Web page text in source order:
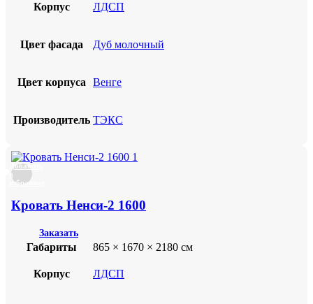
Корпус ЛДСП
Цвет фасада Дуб молочный
Цвет корпуса Венге
Производитель ТЭКС
Добавить
в
избранное
Кровать Ненси-2 1600
Заказать
Габариты 865 × 1670 × 2180 см
Корпус ЛДСП